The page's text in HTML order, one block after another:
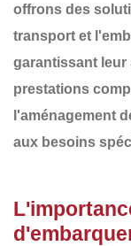
offrons des
transport et
garantissant leur
prestations
l'aménagement
aux besoins